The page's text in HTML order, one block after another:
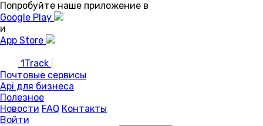
Попробуйте наше приложение в
Google Play
и
App Store
1Track
Почтовые сервисы
Api для бизнеса
Полезное
Новости FAQ Контакты
Войти